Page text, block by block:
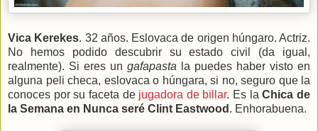
Vica Kerekes. 32 años. Eslovaca de origen húngaro. Actriz.
No hemos podido descubrir su estado civil (da igual,
realmente). Si eres un gafapasta la puedes haber visto en
alguna peli checa, eslovaca o húngara, si no, seguro que la
conoces por su faceta de jugadora de billar. Es laChica de
la Semana en Nunca seré Clint Eastwood . Enhorabuena.